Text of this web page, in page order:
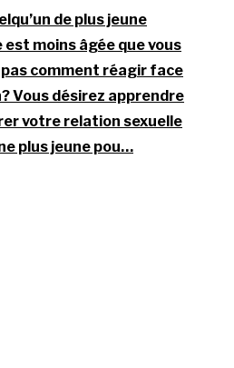
de plus jeune
moins âgée que vous
pas comment réagir face
Vous désirez apprendre
votre relation sexuelle
plus jeune pou…